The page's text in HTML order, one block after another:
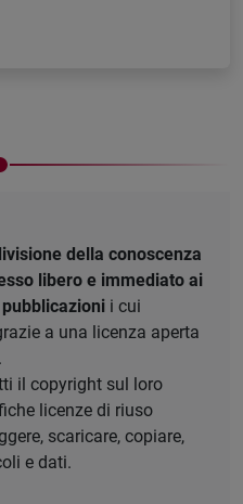
della conoscenza
libero e immediato ai
i cui
a una licenza aperta
il copyright sul loro
licenze di riuso
scaricare, copiare,
e dati.